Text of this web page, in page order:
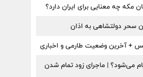
مکه چه معنایی برای ایران دارد؟
سحر دولتشاهی به اذان
+ آخرین وضعیت طارمی و اخباری
می‌شود؟ | ماجرای زود تمام شدن